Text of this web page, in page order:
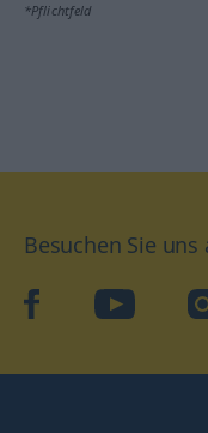
*Pflichtfeld
Besuchen Sie uns
facebookYouTube